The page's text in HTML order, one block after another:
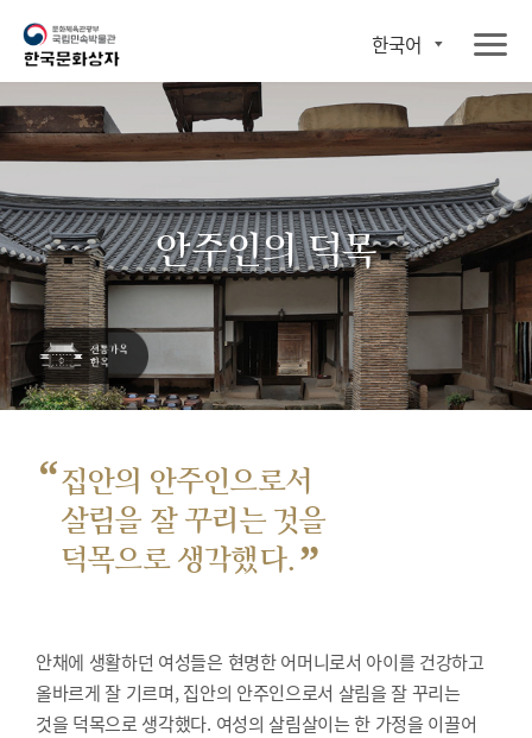
한국어
안주인의 덕목
“집안의 안주인으로서
살림을 잘 꾸리는 것을
덕목으로 생각했다. ”
안채에 생활하던 여성들은 현명한 어머니로서 아이를 건강하고
올바르게 잘 기르며, 집안의 안주인으로서 살림을 잘 꾸리는
것을 덕목으로 생각했다. 여성의 살림살이는 한 가정을 이끌어